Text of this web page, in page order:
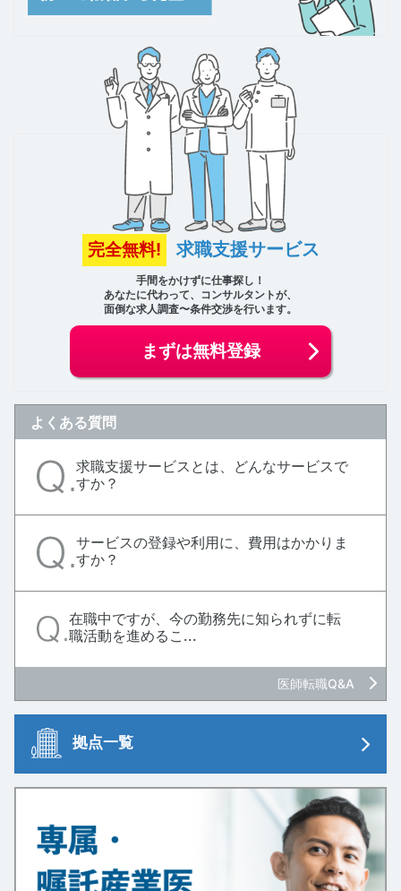
完全無料! 求職支援サービス
手間をかけずに仕事探し！
あなたに代わって、コンサルタントが、
面倒な求人調査〜条件交渉を行います。
まずは無料登録
よくある質問
求職支援サービスとは、どんなサービスで
すか？
サービスの登録や利用に、費用はかかりま
すか？
在職中ですが、今の勤務先に知られずに転
職活動を進めるこ...
医師転職Q&A
拠点一覧